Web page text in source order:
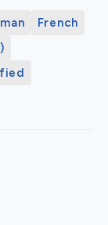
French